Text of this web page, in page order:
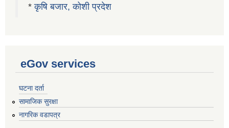
*कृषि बजार, कोशी प्रदेश
eGov services
घटना दर्ता
सामाजिक सुरक्षा
नागरिक वडापत्र